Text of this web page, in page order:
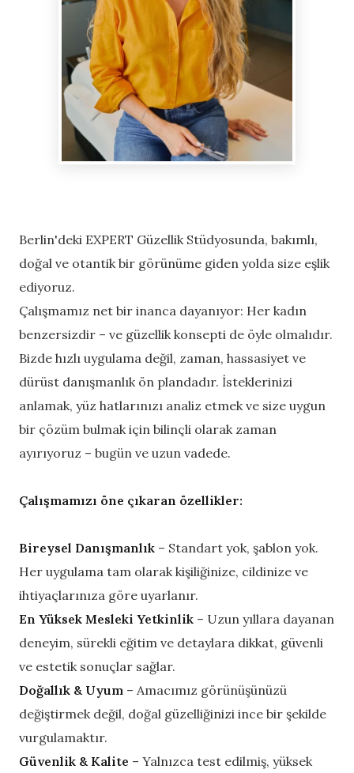
Berlin'deki EXPERT Güzellik Stüdyosunda, bakımlı,
doğal ve otantik bir görünüme giden yolda size eşlik
ediyoruz.
Çalışmamız net bir inanca dayanıyor: Her kadın
benzersizdir – ve güzellik konsepti de öyle olmalıdır.
Bizde hızlı uygulama değil, zaman, hassasiyet ve
dürüst danışmanlık ön plandadır. İsteklerinizi
anlamak, yüz hatlarınızı analiz etmek ve size uygun
bir çözüm bulmak için bilinçli olarak zaman
ayırıyoruz – bugün ve uzun vadede.
Çalışmamızı öne çıkaran özellikler:
Bireysel Danışmanlık – Standart yok, şablon yok.
Her uygulama tam olarak kişiliğinize, cildinize ve
ihtiyaçlarınıza göre uyarlanır.
En Yüksek Mesleki Yetkinlik – Uzun yıllara dayanan
deneyim, sürekli eğitim ve detaylara dikkat, güvenli
ve estetik sonuçlar sağlar.
Doğallık & Uyum – Amacımız görünüşünüzü
değiştirmek değil, doğal güzelliğinizi ince bir şekilde
vurgulamaktır.
Güvenlik & Kalite – Yalnızca test edilmiş, yüksek